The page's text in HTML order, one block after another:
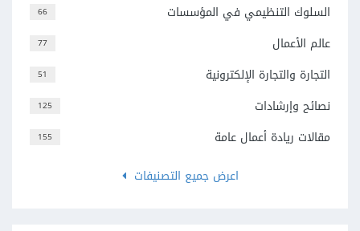
66 السلوك التنظيمي في المؤسسات
77 عالم الأعمال
51 التجارة والتجارة الإلكترونية
125 نصائح وإرشادات
155
مقالات ريادة أعمال عامة
اعرض جميع التصنيفات